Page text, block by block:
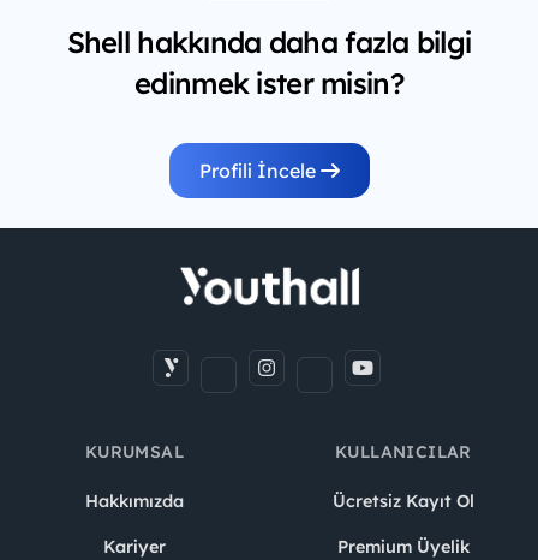
Shell hakkında daha fazla bilgi
edinmek ister misin?
Profili İncele
KURUMSAL
Hakkımızda
Kariyer
KULLANICILAR
Ücretsiz Kayıt Ol
Premium Üyelik